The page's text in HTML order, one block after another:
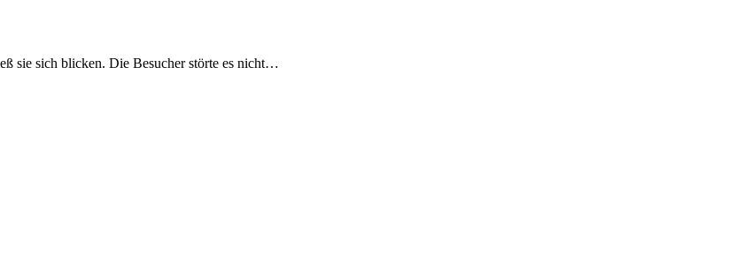
sie sich blicken. Die Besucher störte es nicht…